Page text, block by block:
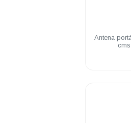
Antena